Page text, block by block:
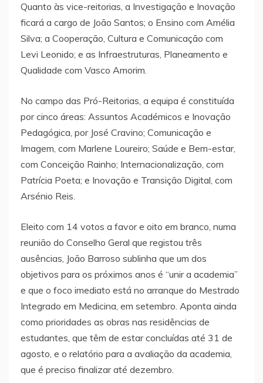
Quanto às vice-reitorias, a Investigação e Inovação
ficará a cargo de João Santos; o Ensino com Amélia
Silva; a Cooperação, Cultura e Comunicação com
Levi Leonido; e as Infraestruturas, Planeamento e
Qualidade com Vasco Amorim.
No campo das Pró-Reitorias, a equipa é constituída
por cinco áreas: Assuntos Académicos e Inovação
Pedagógica, por José Cravino; Comunicação e
Imagem, com Marlene Loureiro; Saúde e Bem-estar,
com Conceição Rainho; Internacionalização, com
Patrícia Poeta; e Inovação e Transição Digital, com
Arsénio Reis.
Eleito com 14 votos a favor e oito em branco, numa
reunião do Conselho Geral que registou três
ausências, João Barroso sublinha que um dos
objetivos para os próximos anos é “unir a academia”
e que o foco imediato está no arranque do Mestrado
Integrado em Medicina, em setembro. Aponta ainda
como prioridades as obras nas residências de
estudantes, que têm de estar concluídas até 31 de
agosto, e o relatório para a avaliação da academia,
que é preciso finalizar até dezembro.